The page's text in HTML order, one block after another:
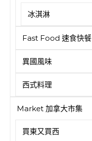
冰淇淋
Fast Food 速食快餐
異國風味
西式料理
Market 加拿大市集
買東又買西